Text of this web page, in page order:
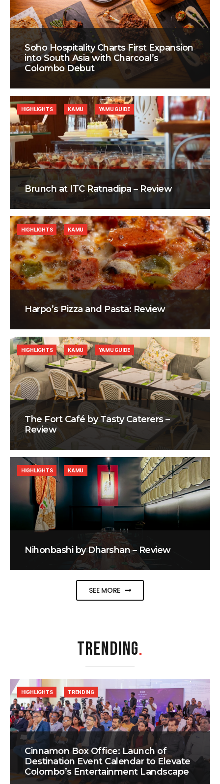
Soho Hospitality Charts First Expansion
into South Asia with Charcoal’s
Colombo Debut
Brunch at ITC Ratnadipa – Review
HIGHLIGHTS KAMU YAMU GUIDE
Harpo’s Pizza and Pasta: Review
HIGHLIGHTS KAMU
The Fort Café by Tasty Caterers –
Review
HIGHLIGHTS KAMU YAMU GUIDE
Nihonbashi by Dharshan – Review
HIGHLIGHTS KAMU
SEE MORE
TRENDING.
Cinnamon Box Office: Launch of
Destination Event Calendar to Elevate
Colombo’s Entertainment Landscape
HIGHLIGHTS TRENDING